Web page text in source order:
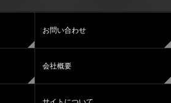
お問い合わせ
会社概要